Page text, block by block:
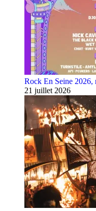
Rock En Seine 2026,
21 juillet 2026